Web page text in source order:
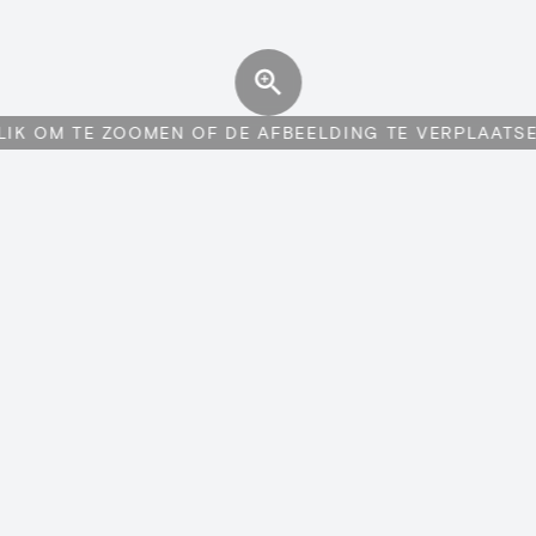
OM TE ZOOMEN OF DE AFBEELDING TE